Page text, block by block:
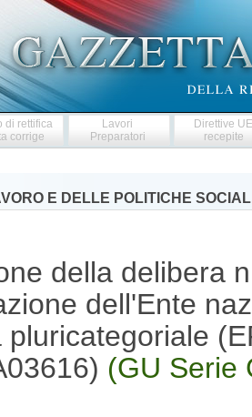
di rettifica
corrige
Lavori
Preparatori
Direttive
recepite
E DELLE POLITICHE
della delibera
dell'Ente
pluricategoriale
(GU Serie